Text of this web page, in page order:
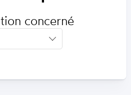
concerné